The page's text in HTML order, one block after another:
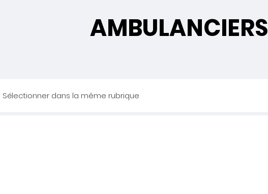
AMBULANCIERS
Sélectionner dans la même rubrique